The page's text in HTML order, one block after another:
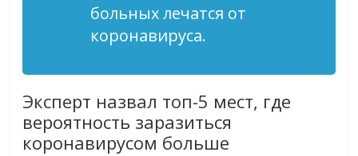
больных лечатся от
коронавируса.
Эксперт назвал топ-5 мест, где
вероятность заразиться
коронавирусом больше